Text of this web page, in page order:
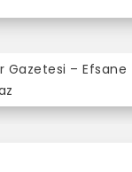
Gazetesi – Efsane